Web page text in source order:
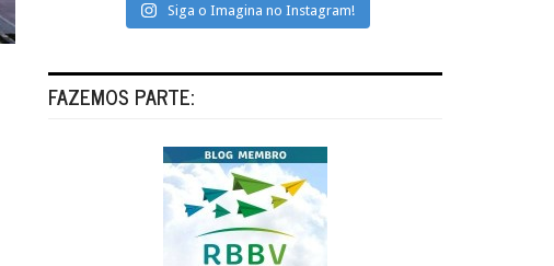
Siga o Imagina no Instagram!
FAZEMOS PARTE: